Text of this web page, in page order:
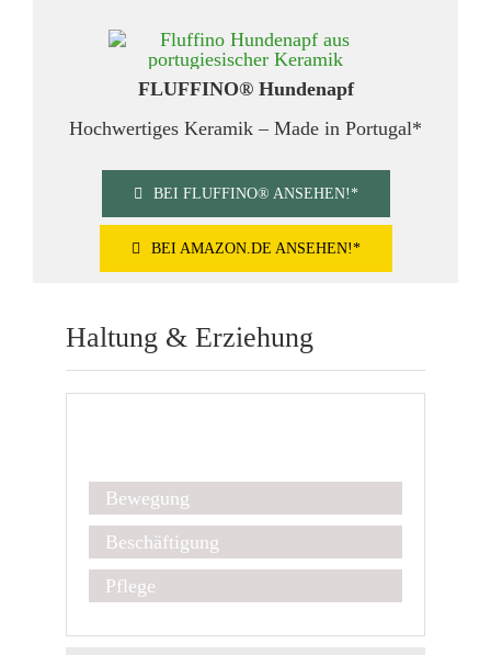
FLUFFINO® Hundenapf
Hochwertiges Keramik – Made in Portugal*
BEI FLUFFINO® ANSEHEN!*
BEI AMAZON.DE ANSEHEN!*
Haltung & Erziehung
Bewegung
Beschäftigung
Pflege